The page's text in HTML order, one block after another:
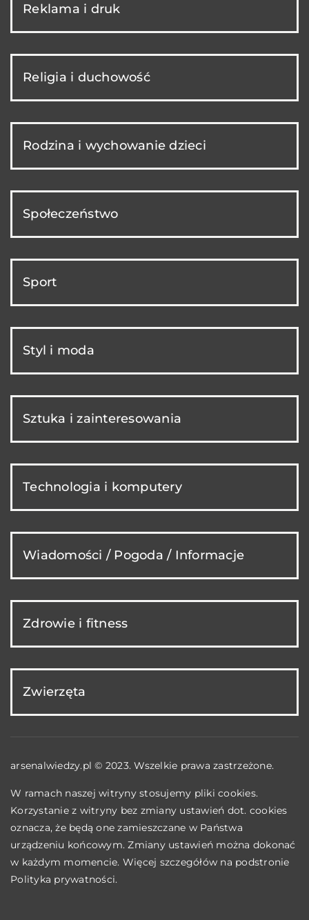
Reklama i druk
Religia i duchowość
Rodzina i wychowanie dzieci
Społeczeństwo
Sport
Styl i moda
Sztuka i zainteresowania
Technologia i komputery
Wiadomości / Pogoda / Informacje
Zdrowie i fitness
Zwierzęta
arsenalwiedzy.pl © 2023. Wszelkie prawa zastrzeżone.
W ramach naszej witryny stosujemy pliki cookies.
Korzystanie z witryny bez zmiany ustawień dot. cookies
oznacza, że będą one zamieszczane w Państwa
urządzeniu końcowym. Zmiany ustawień można dokonać
w każdym momencie. Więcej szczegółów na podstronie
Polityka prywatności.